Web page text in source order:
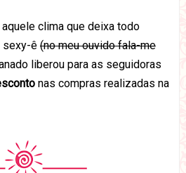
clima que deixa todo
sexy-ê (no meu ouvido fala-me
liberou para as seguidoras
nas compras realizadas na